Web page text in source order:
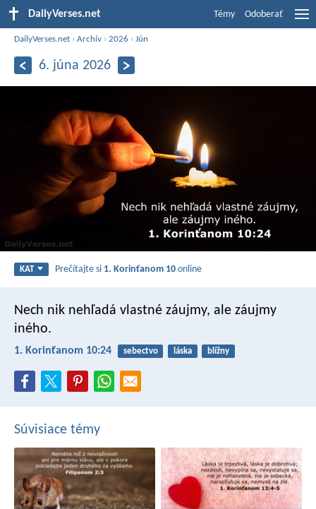
DailyVerses.net Témy Odoberať
DailyVerses.net ›Archív ›2026 ›Jún
6. júna 2026
KAT Prečítajte si 1. Korinťanom 10 online
Nech nik nehľadá vlastné záujmy, ale záujmy
iného.
1. Korinťanom 10:24 sebectvo láska blížny
Súvisiace témy